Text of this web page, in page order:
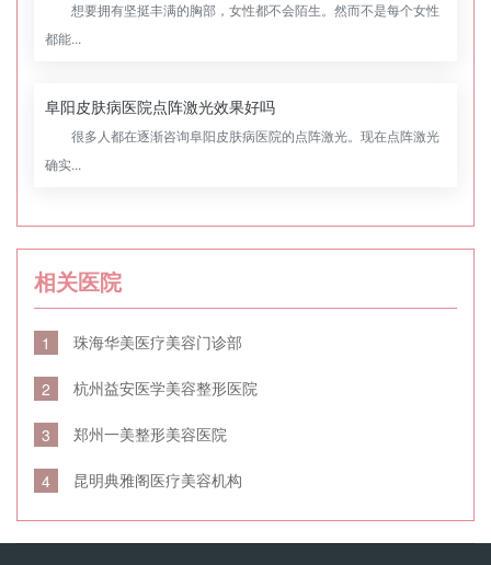
想要拥有坚挺丰满的胸部，女性都不会陌生。然而不是每个女性
都能...
阜阳皮肤病医院点阵激光效果好吗
很多人都在逐渐咨询阜阳皮肤病医院的点阵激光。现在点阵激光
确实...
相关医院
1 珠海华美医疗美容门诊部
2 杭州益安医学美容整形医院
3 郑州一美整形美容医院
4 昆明典雅阁医疗美容机构